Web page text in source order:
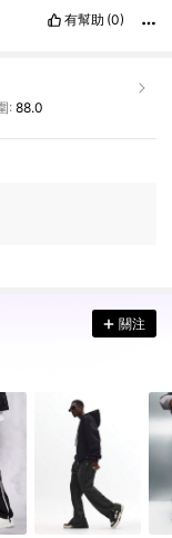
有幫助 (0)
:88.0
關注